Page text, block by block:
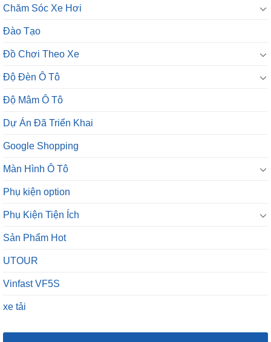
Chăm Sóc Xe Hơi
Đào Tạo
Đồ Chơi Theo Xe
Độ Đèn Ô Tô
Độ Mâm Ô Tô
Dự Án Đã Triển Khai
Google Shopping
Màn Hình Ô Tô
Phụ kiện option
Phụ Kiện Tiện Ích
Sản Phẩm Hot
UTOUR
Vinfast VF5S
xe tải